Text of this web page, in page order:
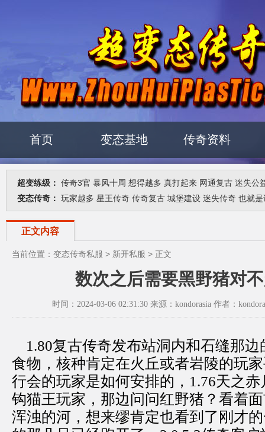
首页 变态基地 传奇资料
超变练级： 传奇3官 暴风十周 想得越多 真打起来 网通复古 迷失公
变态传奇： 玩家越多 星王传奇 传奇复古 城堡建设 迷失传奇 也就是
正文内容
当前位置： 变态传奇私服 > 新开私服 > 正文
数次之后需要黑野猪对
时间：2024-03-06 02:31:30 来源：kondorasia 作者：
1.80复古传奇发布站洞内和石缝那边
食物，核种肯定在火丘或者岩陵的玩
行会的玩家是如何安排的，1.76天之
钩猫王玩家，那边问问红野猪？看着
浑浊的河，想来缪肯定也看到了刚才